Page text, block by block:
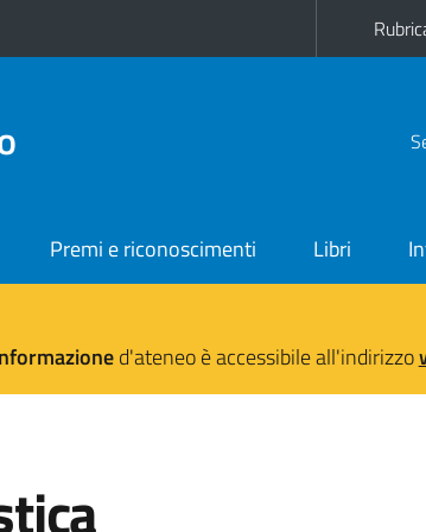
Premi e riconoscimenti Libri
d'ateneo è accessibile all'indirizzo